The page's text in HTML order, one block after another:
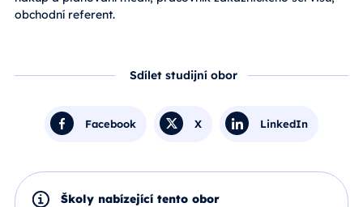
obchodní referent.
Sdílet studijní obor
Facebook X LinkedIn
Školy nabízející tento obor